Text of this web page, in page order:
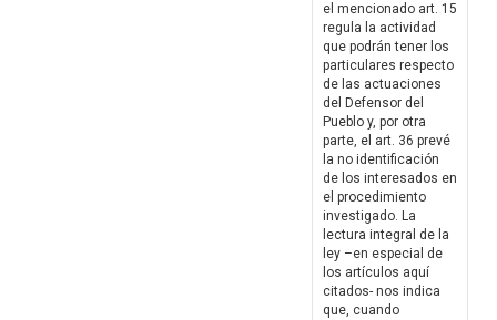
el mencionado art. 15
regula la actividad
que podrán tener los
particulares respecto
de las actuaciones
del Defensor del
Pueblo y, por otra
parte, el art. 36 prevé
la no identificación
de los interesados en
el procedimiento
investigado. La
lectura integral de la
ley –en especial de
los artículos aquí
citados- nos indica
que, cuando